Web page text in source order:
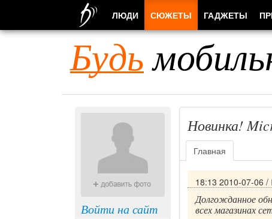
Будь
Войти на сайт
Новинка!
Главная
18:13 2010-07-06 /
Долгожданное
всех магазинах
ЛЮДИ СЮЖЕТЫ ГАДЖЕТЫ